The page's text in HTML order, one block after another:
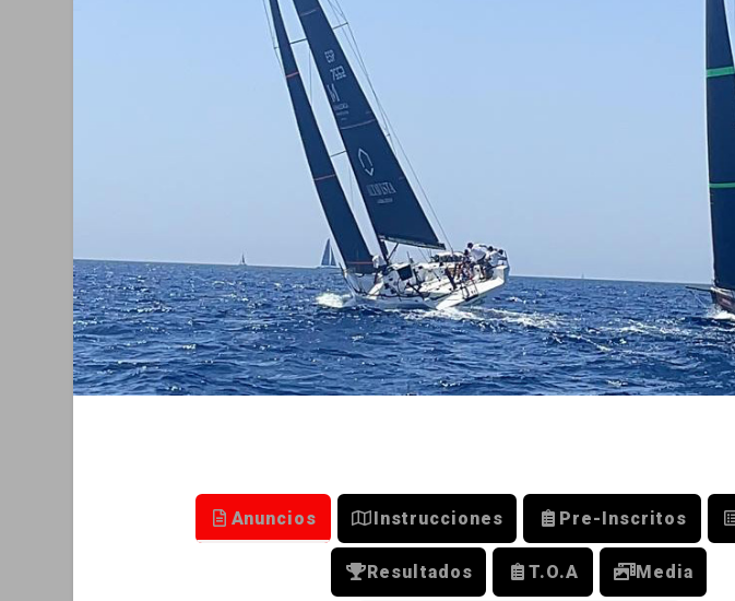
Anuncios Instrucciones Pre-Inscritos
Resultados T.O.A Media